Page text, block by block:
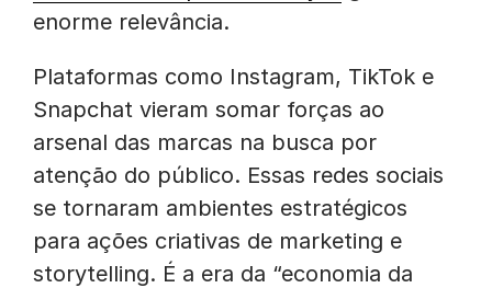
enorme relevância.
Plataformas como Instagram, TikTok e
Snapchat vieram somar forças ao
arsenal das marcas na busca por
atenção do público. Essas redes sociais
se tornaram ambientes estratégicos
para ações criativas de marketing e
storytelling. É a era da “economia da